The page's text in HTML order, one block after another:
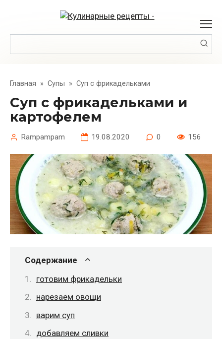
Главная » Супы » Суп с фрикадельками
Суп с фрикадельками и
картофелем
Rampampam 19.08.2020 0 156
Содержание
готовим фрикадельки
нарезаем овощи
варим суп
добавляем сливки